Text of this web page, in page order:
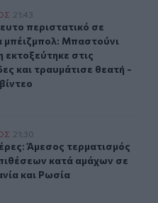
αγώνα μπέιζμπολ:
21:43
περιστατικό σε αγώνα
περιστατικό σε
μπέιζμπολ: Μπαστούνι
εκτοξεύτηκε στις
και τραυμάτισε θεατή -
των επιθέσεων κατά
21:30
Άμεσος τερματισμός
Άμεσος τερματισμός
κατά αμάχων σε
και Ρωσία